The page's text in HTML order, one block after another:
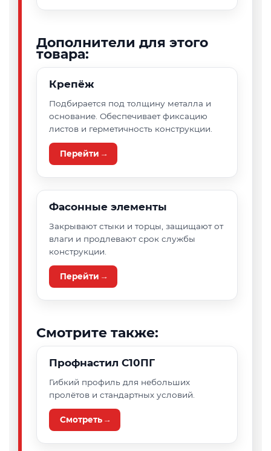
Дополнители для этого
товара:
Крепёж
Подбирается под толщину металла и
основание. Обеспечивает фиксацию
листов и герметичность конструкции.
Перейти →
Фасонные элементы
Закрывают стыки и торцы, защищают от
влаги и продлевают срок службы
конструкции.
Перейти →
Смотрите также:
Профнастил С10ПГ
Гибкий профиль для небольших
пролётов и стандартных условий.
Смотреть →